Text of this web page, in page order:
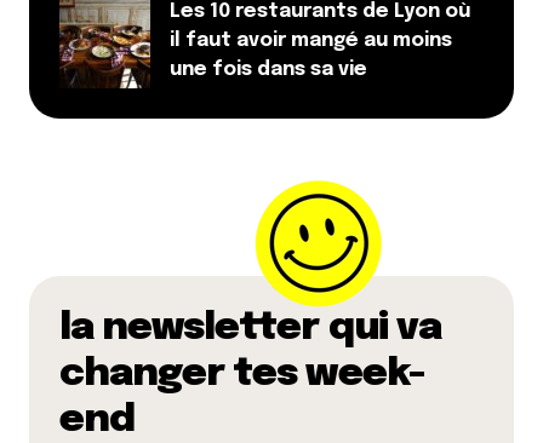
Les 10 restaurants de Lyon où
il faut avoir mangé au moins
une fois dans sa vie
la newsletter qui va
changer tes week-
end